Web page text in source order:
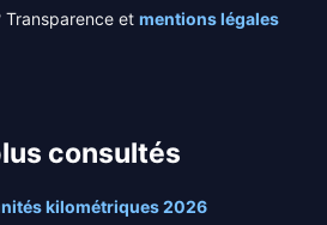
Transparence et mentions légales
consultés
kilométriques 2026